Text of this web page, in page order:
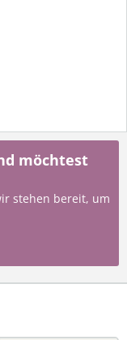
möchtest
stehen bereit, um